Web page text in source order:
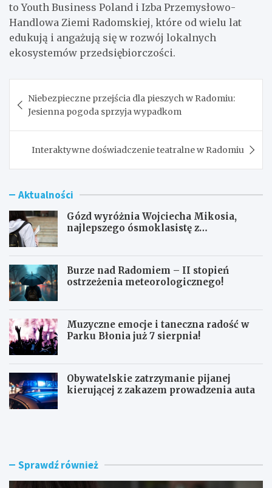
to Youth Business Poland i Izba Przemysłowo-
Handlowa Ziemi Radomskiej, które od wielu lat
edukują i angażują się w rozwój lokalnych
ekosystemów przedsiębiorczości.
wpisu
Niebezpieczne przejścia dla pieszych w Radomiu:
Jesienna pogoda sprzyja wypadkom
Interaktywne doświadczenie teatralne w Radomiu
Aktualności
Gózd wyróżnia Wojciecha Mikosia,
najlepszego ósmoklasistę z
Burze nad Radomiem – II stopień
ostrzeżenia meteorologicznego!
Muzyczne emocje i taneczna radość w
Parku Błonia już 7 sierpnia!
Obywatelskie zatrzymanie pijanej
kierującej z zakazem prowadzenia auta
G
y
B
n Sprawdź również